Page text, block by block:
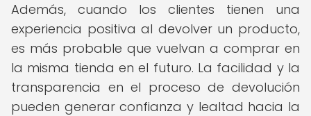
Además, cuando los clientes tienen una
experiencia positiva al devolver un producto,
es más probable que vuelvan a comprar en
la misma tienda en el futuro. La facilidad y la
transparencia en el proceso de devolución
pueden generar confianza y lealtad hacia la